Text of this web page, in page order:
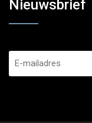
Nieuwsbrief